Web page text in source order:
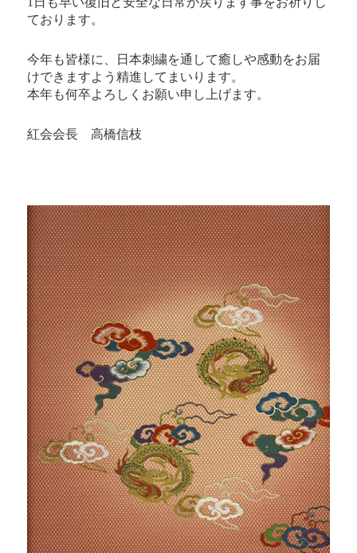
ております。
今年も皆様に、日本刺繍を通して癒しや感動をお届
けできますよう精進してまいります。
本年も何卒よろしくお願い申し上げます。
紅会会長 高橋信枝